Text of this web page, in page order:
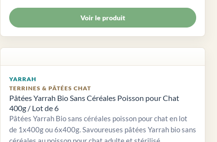
Voir le produit
YARRAH
TERRINES & PÂTÉES CHAT
Pâtées Yarrah Bio Sans Céréales Poisson pour Chat
400g / Lot de 6
Pâtées Yarrah Bio sans céréales poisson pour chat en lot
de 1x400g ou 6x400g. Savoureuses pâtées Yarrah bio sans